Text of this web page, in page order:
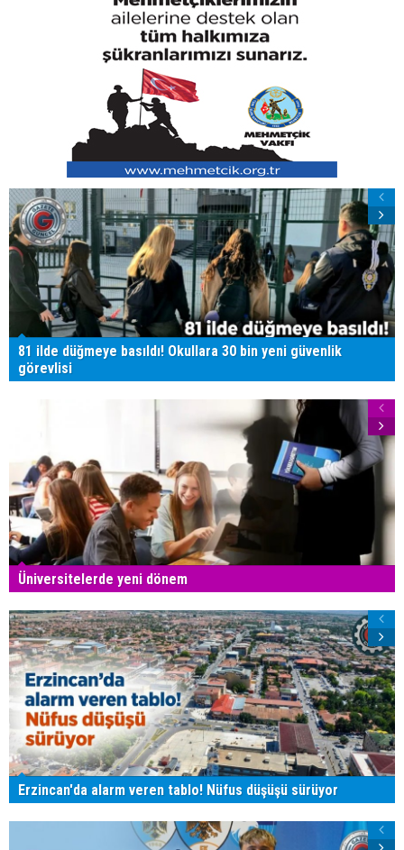
81 ilde düğmeye basıldı! Okullara 30 bin yeni güvenlik
görevlisi
Üniversitelerde yeni dönem
Erzincan'da alarm veren tablo! Nüfus düşüşü sürüyor